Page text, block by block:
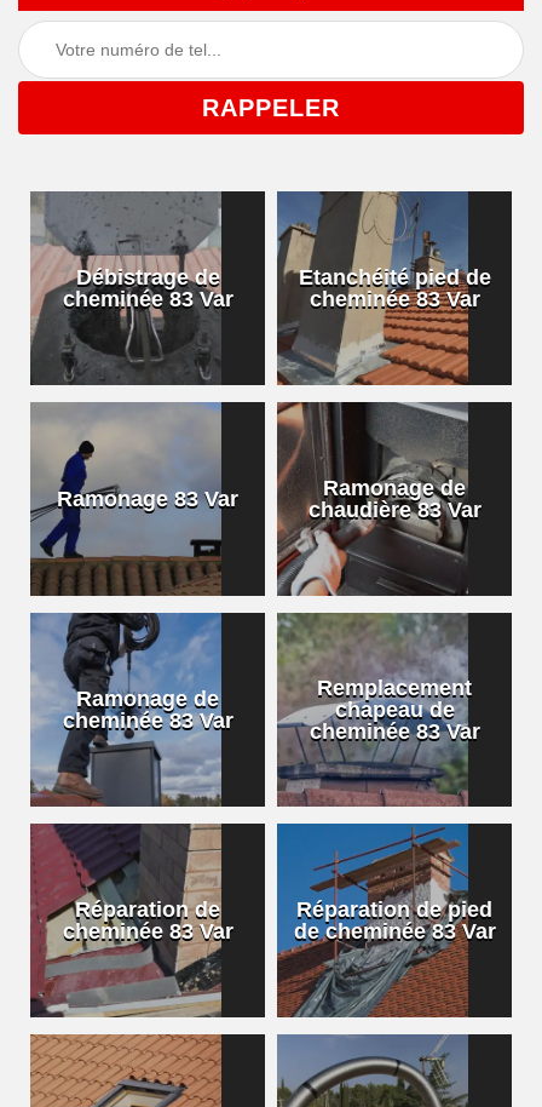
Débistrage de
cheminée 83 Var
Etanchéité pied de
cheminée 83 Var
Ramonage 83 Var
Ramonage de
chaudière 83 Var
Ramonage de
cheminée 83 Var
Remplacement
chapeau de
cheminée 83 Var
Réparation de
cheminée 83 Var
Réparation de pied
de cheminée 83 Var